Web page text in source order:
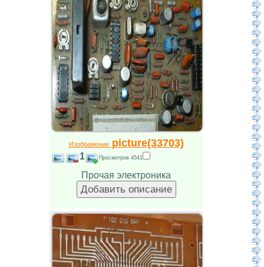
Изображениеpicture(33703)
1 Просмотров 4541
Прочая электроника